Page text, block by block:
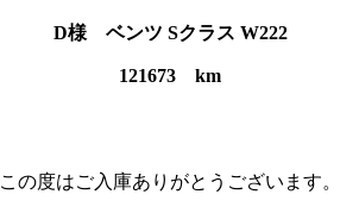
D様 ベンツ Sクラス W222
121673 km
この度はご入庫ありがとうございます。